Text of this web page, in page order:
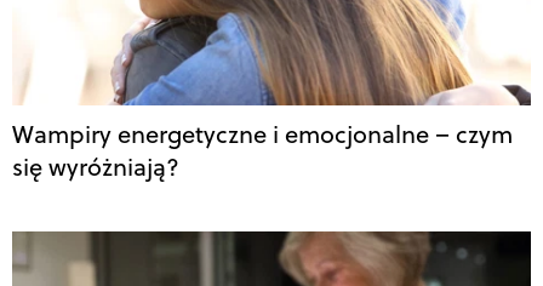
Wampiry energetyczne i emocjonalne – czym
się wyróżniają?